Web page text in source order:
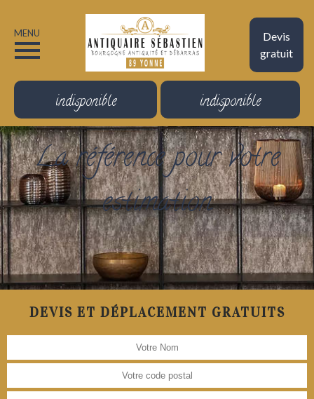
Devis
gratuit
MENU
indisponible indisponible
La référence pour votre
estimation
DEVIS ET DÉPLACEMENT GRATUITS